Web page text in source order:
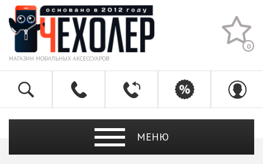
МАГАЗИН МОБИЛЬНЫХ АКСЕССУАРОВ
0
МЕНЮ